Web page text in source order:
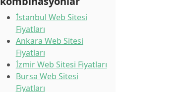
İstanbul Web Sitesi
Fiyatları
Ankara Web Sitesi
Fiyatları
İzmir Web Sitesi Fiyatları
Bursa Web Sitesi
Fiyatları